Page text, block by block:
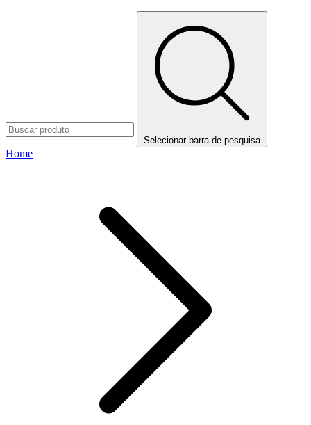
Selecionar barra de pesquisa
Home